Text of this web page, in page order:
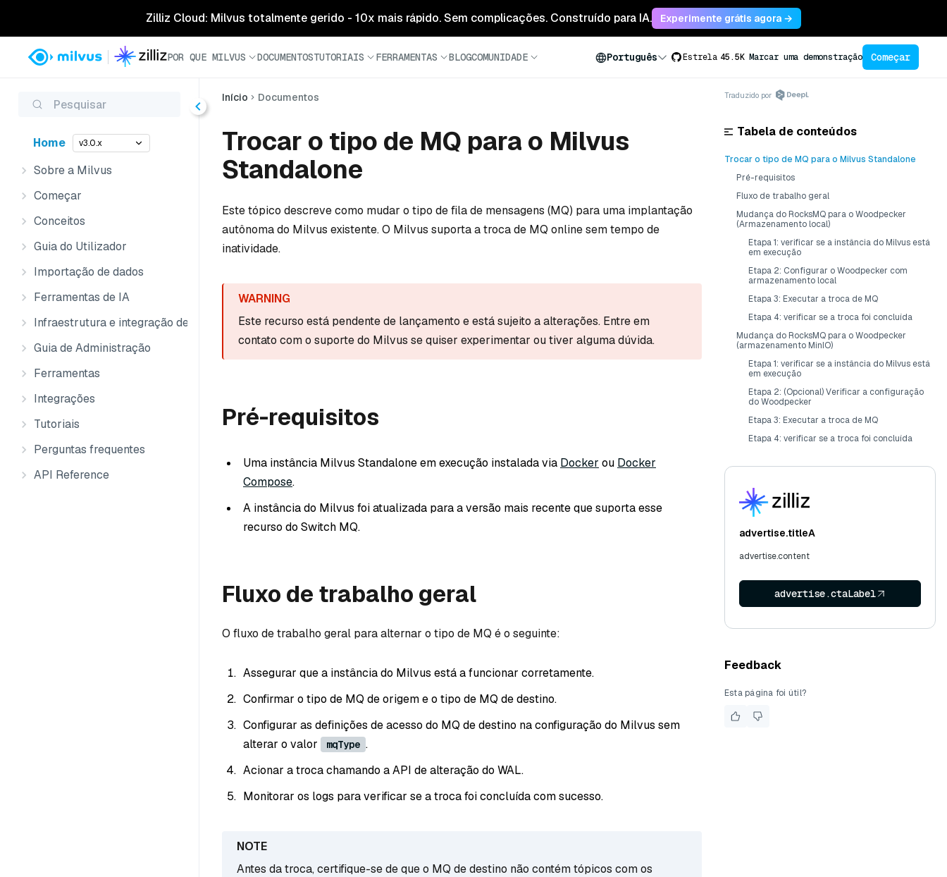
Zilliz Cloud: Milvus totalmente gerido - 10x mais rápido. Sem complicações. Construído para IA. Experimente grátis agora →
POR QUE MILVUS DOCUMENTOSTUTORIAIS FERRAMENTAS BLOGCOMUNIDADE Português Estrela 45.5K Marcar uma demonstração Começar
Pesquisar
Home v3.0.x
Sobre a Milvus
Começar
Conceitos
Guia do Utilizador
Importação de dados
Ferramentas de IA
Infraestrutura e integração de dados
Guia de Administração
Ferramentas
Integrações
Tutoriais
Perguntas frequentes
API Reference
Início Documentos
Trocar o tipo de MQ para o Milvus
Standalone
Este tópico descreve como mudar o tipo de fila de mensagens (MQ) para uma implantação
autônoma do Milvus existente. O Milvus suporta a troca de MQ online sem tempo de
inatividade.
Este recurso está pendente de lançamento e está sujeito a alterações. Entre em
contato com o suporte do Milvus se quiser experimentar ou tiver alguma dúvida.
Pré-requisitos
Uma instância Milvus Standalone em execução instalada via Docker ou Docker
Compose.
A instância do Milvus foi atualizada para a versão mais recente que suporta esse
recurso do Switch MQ.
Fluxo de trabalho geral
O fluxo de trabalho geral para alternar o tipo de MQ é o seguinte:
Assegurar que a instância do Milvus está a funcionar corretamente.
Confirmar o tipo de MQ de origem e o tipo de MQ de destino.
Configurar as definições de acesso do MQ de destino na configuração do Milvus sem
alterar o valor
mqType .
Acionar a troca chamando a API de alteração do WAL.
Monitorar os logs para verificar se a troca foi concluída com sucesso.
Antes da troca, certifique-se de que o MQ de destino não contém tópicos com os
Traduzido por
Tabela de conteúdos
Trocar o tipo de MQ para o Milvus Standalone
Pré-requisitos
Fluxo de trabalho geral
Mudança do RocksMQ para o Woodpecker
(Armazenamento local)
Etapa 1: verificar se a instância do Milvus está
em execução
Etapa 2: Configurar o Woodpecker com
armazenamento local
Etapa 3: Executar a troca de MQ
Etapa 4: verificar se a troca foi concluída
Mudança do RocksMQ para o Woodpecker
(armazenamento MinIO)
Etapa 1: verificar se a instância do Milvus está
em execução
Etapa 2: (Opcional) Verificar a configuração
do Woodpecker
Etapa 3: Executar a troca de MQ
Etapa 4: verificar se a troca foi concluída
advertise.titleA
advertise.content
advertise.ctaLabel
Feedback
Esta página foi útil?